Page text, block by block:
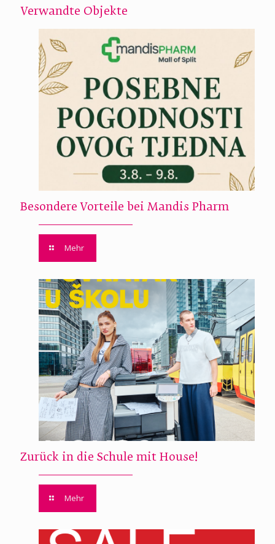
Verwandte Objekte
Besondere Vorteile bei Mandis Pharm
Mehr
Zurück in die Schule mit House!
Mehr